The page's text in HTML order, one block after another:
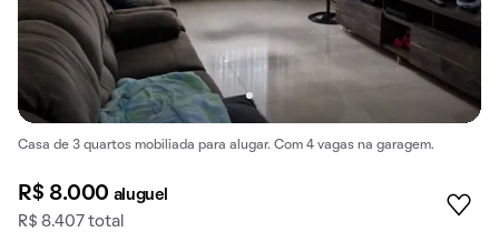
Casa de 3 quartos mobiliada para alugar. Com 4 vagas na garagem.
R$ 8.000 aluguel
R$ 8.407 total